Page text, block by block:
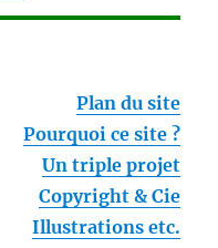
Plan du site
Pourquoi ce site ?
Un triple projet
Copyright & Cie
Illustrations etc.